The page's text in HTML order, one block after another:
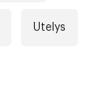
Utelys